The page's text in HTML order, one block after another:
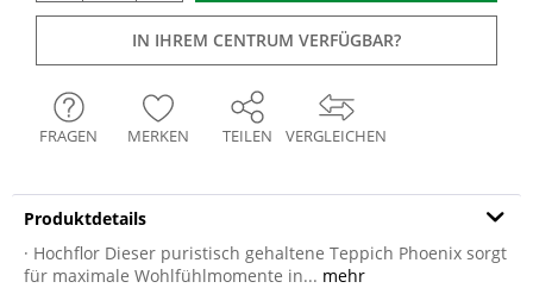
IN IHREM CENTRUM VERFÜGBAR?
VERGLEICHEN
FRAGEN MERKEN TEILEN
Produktdetails
· Hochflor Dieser puristisch gehaltene Teppich Phoenix sorgt
für maximale Wohlfühlmomente in... mehr